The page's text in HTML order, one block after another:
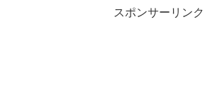
スポンサーリンク